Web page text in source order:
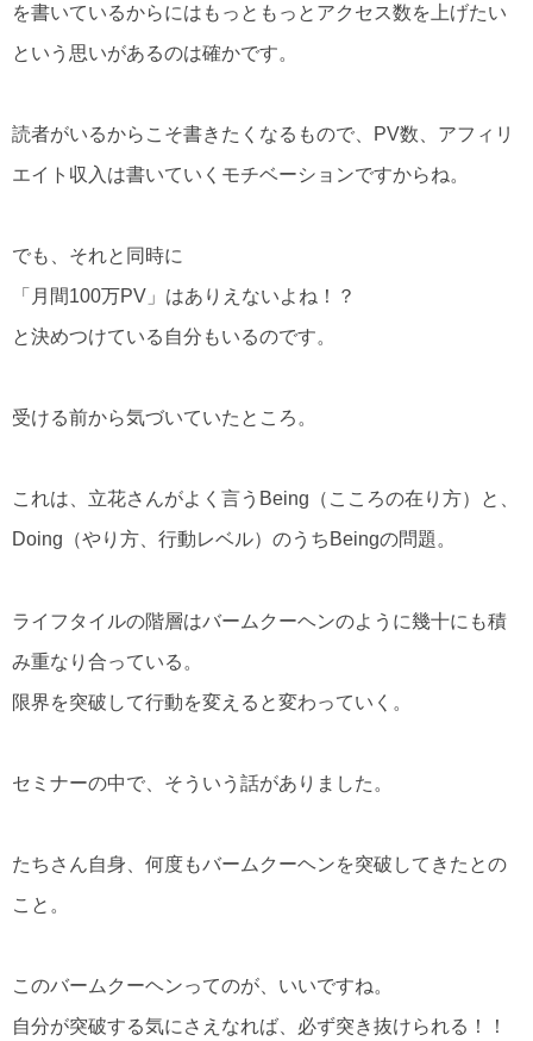
を書いているからにはもっともっとアクセス数を上げたい
という思いがあるのは確かです。
読者がいるからこそ書きたくなるもので、PV数、アフィリ
エイト収入は書いていくモチベーションですからね。
でも、それと同時に
「月間100万PV」はありえないよね！？
と決めつけている自分もいるのです。
受ける前から気づいていたところ。
これは、立花さんがよく言うBeing（こころの在り方）と、
Doing（やり方、行動レベル）のうちBeingの問題。
ライフタイルの階層はバームクーヘンのように幾十にも積
み重なり合っている。
限界を突破して行動を変えると変わっていく。
セミナーの中で、そういう話がありました。
たちさん自身、何度もバームクーヘンを突破してきたとの
こと。
このバームクーヘンってのが、いいですね。
自分が突破する気にさえなれば、必ず突き抜けられる！！